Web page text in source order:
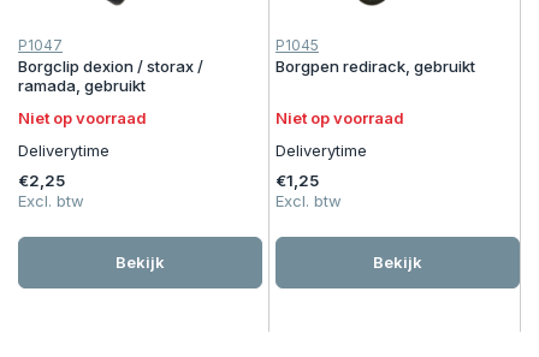
P1047
Borgclip dexion / storax /
ramada, gebruikt
Niet op voorraad
Deliverytime
€2,25
Excl. btw
Bekijk
P1045
Borgpen redirack, gebruikt
Niet op voorraad
Deliverytime
€1,25
Excl. btw
Bekijk